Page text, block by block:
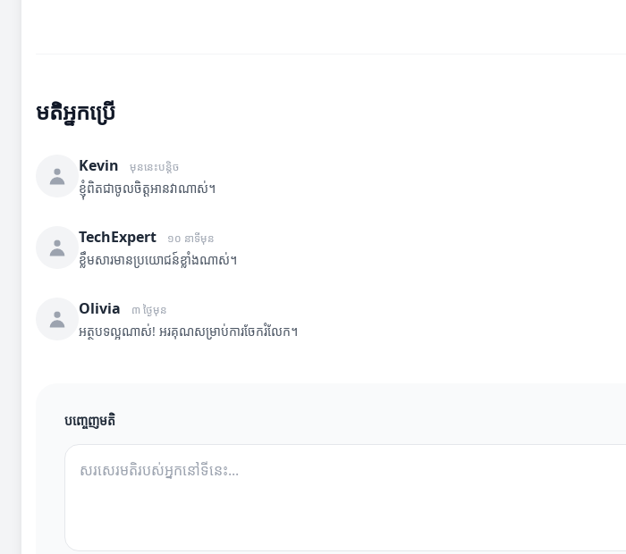
មតិអ្នកប្រើ
Kevin មុននេះបន្តិច
ខ្ញុំពិតជាចូលចិត្តអានវាណាស់។
TechExpert ១០ នាទីមុន
ខ្លឹមសារមានប្រយោជន៍ខ្លាំងណាស់។
Olivia ៣ ថ្ងៃមុន
អត្ថបទល្អណាស់! អរគុណសម្រាប់ការចែករំលែក។
បញ្ចេញមតិ